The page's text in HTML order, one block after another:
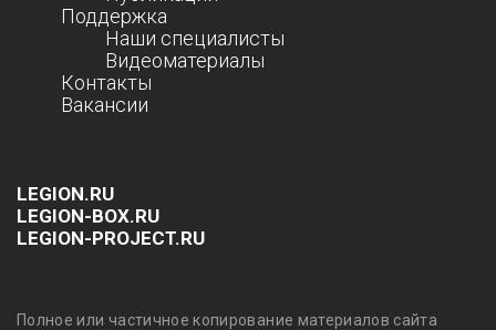
Поддержка
Наши специалисты
Видеоматериалы
Контакты
Вакансии
LEGION.RU
LEGION-BOX.RU
LEGION-PROJECT.RU
Полное или частичное копирование материалов сайта